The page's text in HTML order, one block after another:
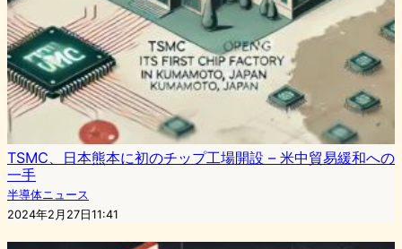
TSMC、日本熊本に初のチップ工場開設 – 米中貿易緩和への
一手
半導体ニュース
2024年2月27日11:41